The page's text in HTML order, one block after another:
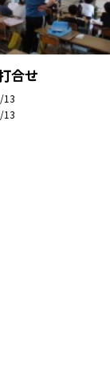
合せ
13
13